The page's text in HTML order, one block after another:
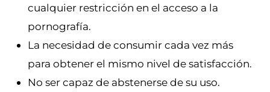
cualquier restricción en el acceso a la
pornografía.
La necesidad de consumir cada vez más
para obtener el mismo nivel de satisfacción.
No ser capaz de abstenerse de su uso.